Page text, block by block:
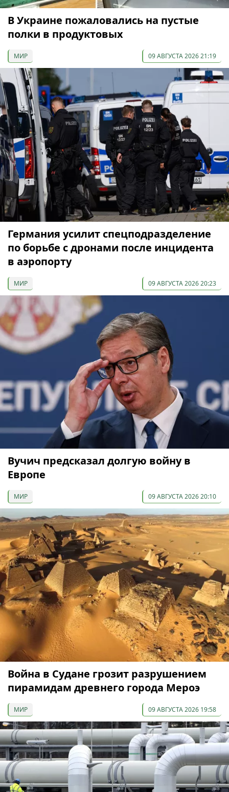
В Украине пожаловались на пустые
полки в продуктовых
МИР 09 АВГУСТА 2026 21:19
Германия усилит спецподразделение
по борьбе с дронами после инцидента
в аэропорту
МИР 09 АВГУСТА 2026 20:23
Вучич предсказал долгую войну в
Европе
МИР 09 АВГУСТА 2026 20:10
Война в Судане грозит разрушением
пирамидам древнего города Мероэ
МИР 09 АВГУСТА 2026 19:58